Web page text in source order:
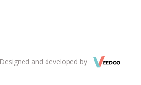
Designed and developed by